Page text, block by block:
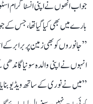
جواب انھوں نے اپنی
بارے میں بھی کیا گیا تھا، جس
’’جانوروں کو بھی زمین پر برابر
انہوں نے اپنی والدہ سونیا
’’میں نے نوری کے ساتھ ویڈیو